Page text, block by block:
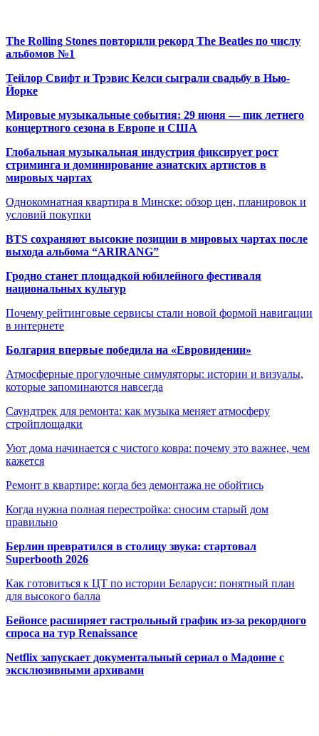
The Rolling Stones повторили рекорд The Beatles по числу
альбомов №1
Тейлор Свифт и Трэвис Келси сыграли свадьбу в Нью-
Йорке
Мировые музыкальные события: 29 июня — пик летнего
концертного сезона в Европе и США
Глобальная музыкальная индустрия фиксирует рост
стриминга и доминирование азиатских артистов в
мировых чартах
Однокомнатная квартира в Минске: обзор цен, планировок и
условий покупки
BTS сохраняют высокие позиции в мировых чартах после
выхода альбома “ARIRANG”
Гродно станет площадкой юбилейного фестиваля
национальных культур
Почему рейтинговые сервисы стали новой формой навигации
в интернете
Болгария впервые победила на «Евровидении»
Атмосферные прогулочные симуляторы: истории и визуалы,
которые запоминаются навсегда
Саундтрек для ремонта: как музыка меняет атмосферу
стройплощадки
Уют дома начинается с чистого ковра: почему это важнее, чем
кажется
Ремонт в квартире: когда без демонтажа не обойтись
Когда нужна полная перестройка: сносим старый дом
правильно
Берлин превратился в столицу звука: стартовал
Superbooth 2026
Как готовиться к ЦТ по истории Беларуси: понятный план
для высокого балла
Бейонсе расширяет гастрольный график из-за рекордного
спроса на тур Renaissance
Netflix запускает документальный сериал о Мадонне с
эксклюзивными архивами